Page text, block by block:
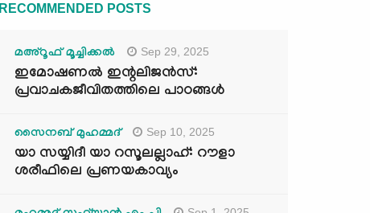
RECOMMENDED POSTS
മഅ്റൂഫ് മൂച്ചിക്കല്‍ Sep 29, 2025
ഇമോഷണൽ ഇന്റലിജൻസ്:
പ്രവാചകജീവിതത്തിലെ പാഠങ്ങൾ
സൈനബ് മുഹമ്മദ് Sep 10, 2025
യാ സയ്യിദീ യാ റസൂലല്ലാഹ്: റൗളാ
ശരീഫിലെ പ്രണയകാവ്യം